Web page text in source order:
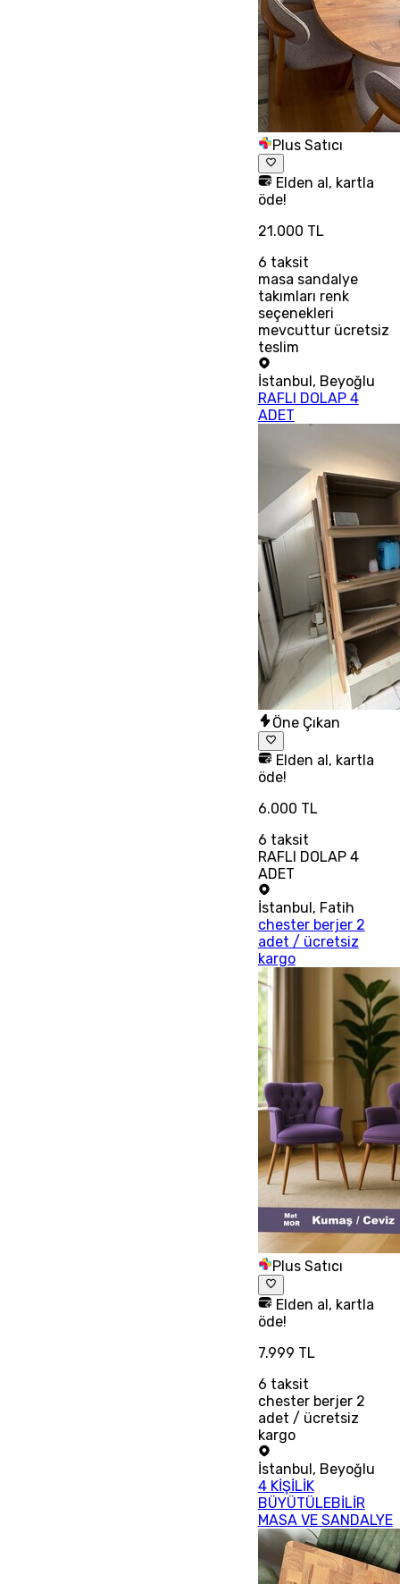
Plus Satıcı
Elden al, kartla
öde!
21.000 TL
6 taksit
masa sandalye
takımları renk
seçenekleri
mevcuttur ücretsiz
teslim
İstanbul, Beyoğlu
RAFLI DOLAP 4
ADET
Öne Çıkan
Elden al, kartla
öde!
6.000 TL
6 taksit
RAFLI DOLAP 4
ADET
İstanbul , Fatih
chester berjer 2
adet / ücretsiz
kargo
Plus Satıcı
Elden al, kartla
öde!
7.999 TL
6 taksit
chester berjer 2
adet / ücretsiz
kargo
İstanbul, Beyoğlu
4 KİŞİLİK
BÜYÜTÜLEBİLİR
MASA VE SANDALYE